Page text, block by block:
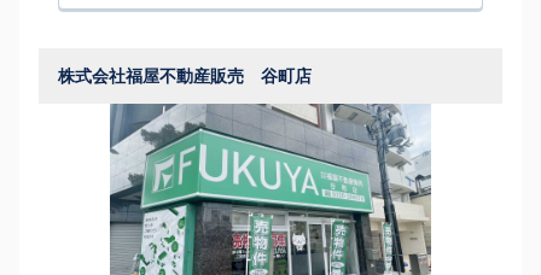
株式会社福屋不動産販売 谷町店